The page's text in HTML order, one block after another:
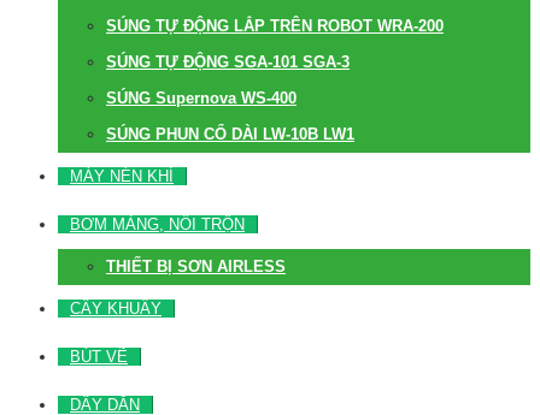
SÚNG TỰ ĐỘNG LẮP TRÊN ROBOT WRA-200
SÚNG TỰ ĐỘNG SGA-101 SGA-3
SÚNG Supernova WS-400
SÚNG PHUN CỔ DÀI LW-10B LW1
MÁY NÉN KHÍ
BƠM MÀNG, NỒI TRỘN
THIẾT BỊ SƠN AIRLESS
CÂY KHUẤY
BÚT VẼ
DÂY DẪN